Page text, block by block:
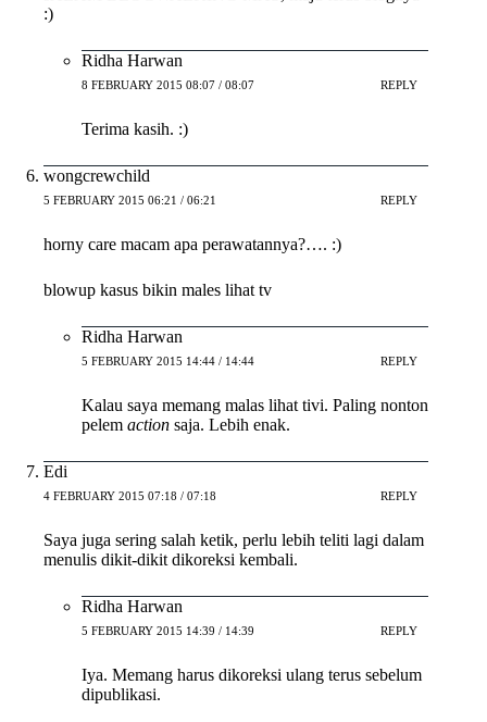
:)
Ridha Harwan
8 FEBRUARY 2015 08:07 / 08:07 REPLY
Terima kasih. :)
wongcrewchild
5 FEBRUARY 2015 06:21 / 06:21 REPLY
horny care macam apa perawatannya?…. :)
blowup kasus bikin males lihat tv
Ridha Harwan
5 FEBRUARY 2015 14:44 / 14:44 REPLY
Kalau saya memang malas lihat tivi. Paling nonton
pelem action saja. Lebih enak.
Edi
4 FEBRUARY 2015 07:18 / 07:18 REPLY
Saya juga sering salah ketik, perlu lebih teliti lagi dalam
menulis dikit-dikit dikoreksi kembali.
Ridha Harwan
5 FEBRUARY 2015 14:39 / 14:39 REPLY
Iya. Memang harus dikoreksi ulang terus sebelum
dipublikasi.